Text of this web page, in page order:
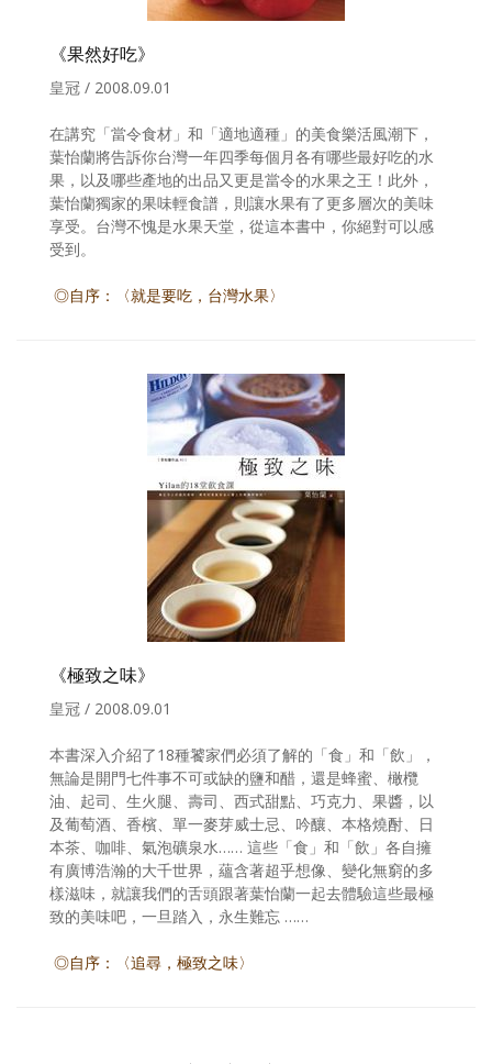
《果然好吃》
皇冠 / 2008.09.01
在講究「當令食材」和「適地適種」的美食樂活風潮下，
葉怡蘭將告訴你台灣一年四季每個月各有哪些最好吃的水
果，以及哪些產地的出品又更是當令的水果之王！此外，
葉怡蘭獨家的果味輕食譜，則讓水果有了更多層次的美味
享受。台灣不愧是水果天堂，從這本書中，你絕對可以感
受到。
◎自序：〈就是要吃，台灣水果〉
《極致之味》
皇冠 / 2008.09.01
本書深入介紹了18種饕家們必須了解的「食」和「飲」，
無論是開門七件事不可或缺的鹽和醋，還是蜂蜜、橄欖
油、起司、生火腿、壽司、西式甜點、巧克力、果醬，以
及葡萄酒、香檳、單一麥芽威士忌、吟釀、本格燒酎、日
本茶、咖啡、氣泡礦泉水…… 這些「食」和「飲」各自擁
有廣博浩瀚的大千世界，蘊含著超乎想像、變化無窮的多
樣滋味，就讓我們的舌頭跟著葉怡蘭一起去體驗這些最極
致的美味吧，一旦踏入，永生難忘 ……
◎自序：〈追尋，極致之味〉